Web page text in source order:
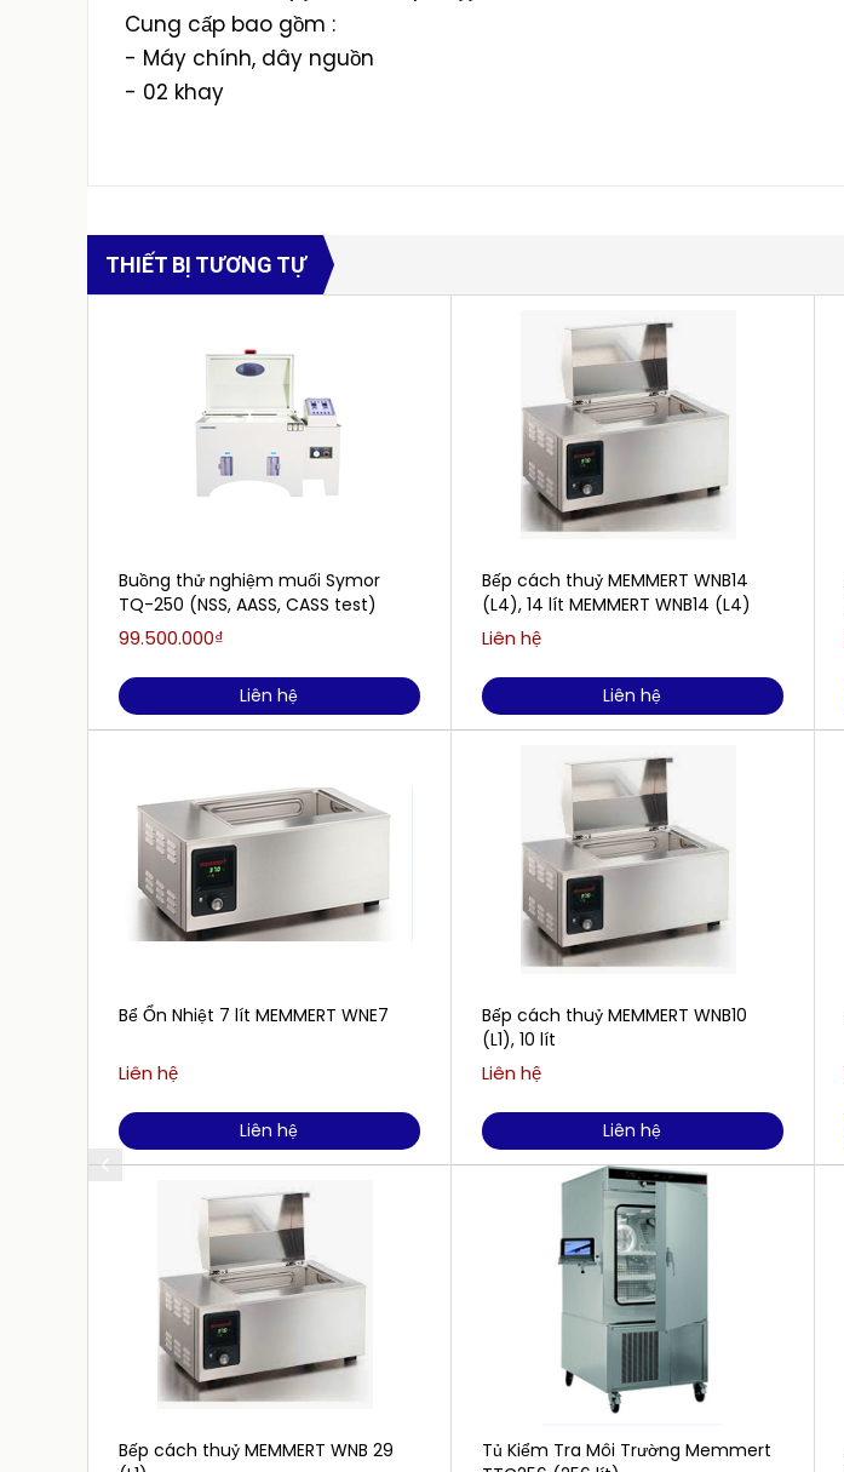
Cung cấp bao gồm :
- Máy chính, dây nguồn
- 02 khay
THIẾT BỊ TƯƠNG TỰ
Buồng thử nghiệm muối Symor
TQ-250 (NSS, AASS, CASS test)
99.500.000₫
Liên hệ
Bể Ổn Nhiệt 7 lít MEMMERT WNE7
Liên hệ
Liên hệ
Bếp cách thuỷ MEMMERT WNB 29
Bếp cách thuỷ MEMMERT WNB14
(L4), 14 lít MEMMERT WNB14 (L4)
Liên hệ
Liên hệ
Bếp cách thuỷ MEMMERT WNB10
(L1), 10 lít
Liên hệ
Liên hệ
Tủ Kiểm Tra Môi Trường Memmert